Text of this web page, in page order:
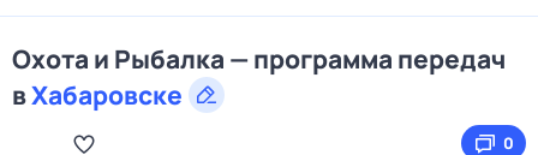
Охота и Рыбалка — программа передач
вХабаровске
0